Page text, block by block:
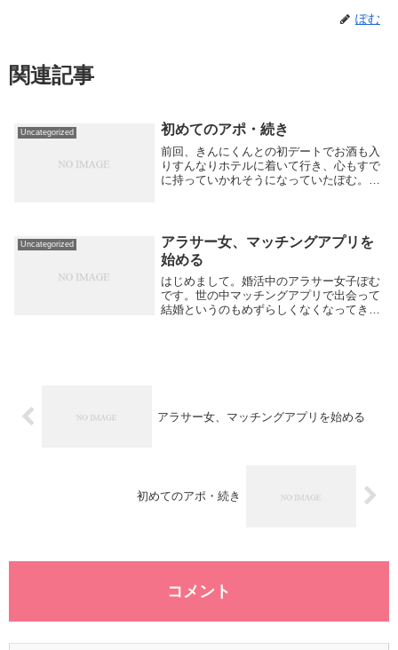
ぽむ
関連記事
Uncategorized 初めてのアポ・続き
前回、きんにくんとの初デートでお酒も入
りすんなりホテルに着いて行き、心もすで
に持っていかれそうになっていたぽむ。ー
と付き合えた...
Uncategorized
アラサー女、マッチングアプリを
始める
はじめまして。婚活中のアラサー女子ぽむ
です。世の中マッチングアプリで出会って
結婚というのもめずらしくなくなってきま
アラサー女、マッチングアプリを始める
初めてのアポ・続き
コメント